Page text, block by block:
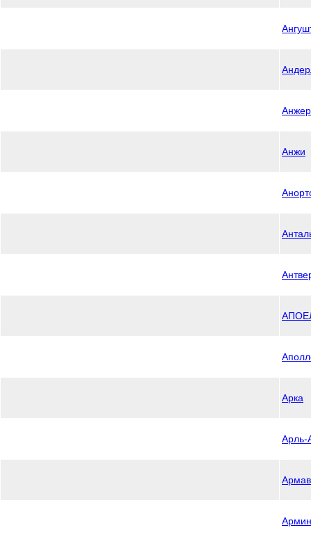
Анжер
Анжи
Арка
Арль-